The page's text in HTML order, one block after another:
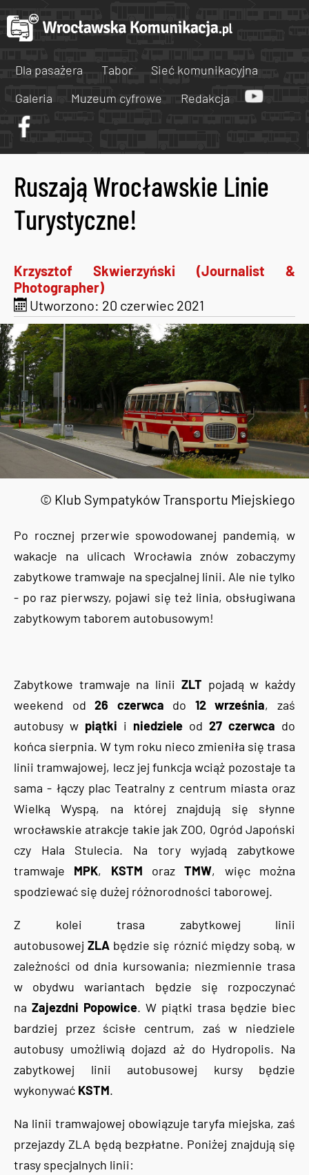
Dla pasażera Tabor
Sieć komunikacyjna
Galeria
Muzeum cyfrowe Redakcja
Ruszają Wrocławskie Linie
Turystyczne!
Krzysztof Skwierzyński (Journalist &
Photographer)
Utworzono: 20 czerwiec 2021
© Klub Sympatyków Transportu Miejskiego
Po rocznej przerwie spowodowanej pandemią, w
wakacje na ulicach Wrocławia znów zobaczymy
zabytkowe tramwaje na specjalnej linii. Ale nie tylko
- po raz pierwszy, pojawi się też linia, obsługiwana
zabytkowym taborem autobusowym!
Zabytkowe tramwaje na linii ZLT pojadą w każdy
weekend od26 czerwca do 12 września, zaś
autobusy w piątki i niedziele od 27 czerwca do
końca sierpnia. W tym roku nieco zmieniła się trasa
linii tramwajowej, lecz jej funkcja wciąż pozostaje ta
sama - łączy plac Teatralny z centrum miasta oraz
Wielką Wyspą, na której znajdują się słynne
wrocławskie atrakcje takie jak ZOO, Ogród Japoński
czy Hala Stulecia. Na tory wyjadą zabytkowe
tramwaje MPK, KSTM orazTMW, więc można
spodziewać się dużej różnorodności taborowej.
Z kolei trasa zabytkowej linii
autobusowejZLA będzie się róznić między sobą, w
zależności od dnia kursowania; niezmiennie trasa
w obydwu wariantach będzie się rozpoczynać
na Zajezdni Popowice. W piątki trasa będzie biec
bardziej przez ścisłe centrum, zaś w niedziele
autobusy umożliwią dojazd aż do Hydropolis. Na
zabytkowej linii autobusowej kursy będzie
wykonywać KSTM.
Na linii tramwajowej obowiązuje taryfa miejska, zaś
przejazdy ZLA będą bezpłatne. Poniżej znajdują się
trasy specjalnych linii: